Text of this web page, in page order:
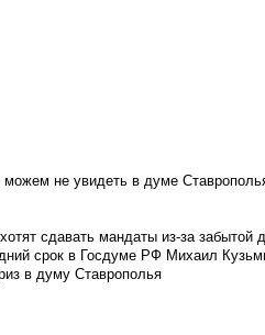
не увидеть в думе
сдавать мандаты из-за забытой
срок в Госдуме РФ Михаил
в думу Ставрополья